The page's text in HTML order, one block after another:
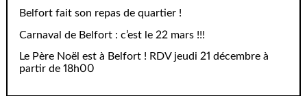
Belfort fait son repas de quartier !
Carnaval de Belfort : c’est le 22 mars !!!
Le Père Noël est à Belfort ! RDV jeudi 21 décembre à
partir de 18h00